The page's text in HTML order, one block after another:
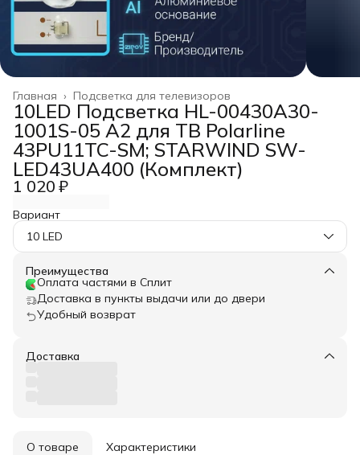
Подсветка для телевизоров
Главная ›
10LED Подсветка HL-00430A30-
1001S-05 A2 для ТВ Polarline
43PU11TC-SM; STARWIND SW-
LED43UA400 (Комплект)
1 020 ₽
Вариант
10 LED
Преимущества
Оплата частями в Сплит
Доставка в пункты выдачи или до двери
Удобный возврат
Доставка
О товаре Характеристики